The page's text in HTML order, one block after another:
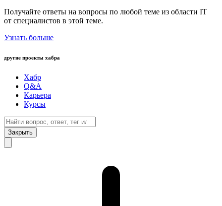
Получайте ответы на вопросы по любой теме из области IT
от специалистов в этой теме.
Узнать больше
другие проекты хабра
Хабр
Q&A
Карьера
Курсы
Закрыть